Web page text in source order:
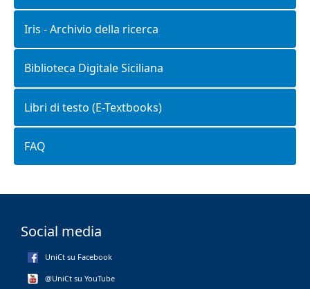
Iris - Archivio della ricerca
Biblioteca Digitale Siciliana
Libri di testo (E-Textbooks)
FAQ
Social media
UniCt su Facebook
@UniCt su YouTube